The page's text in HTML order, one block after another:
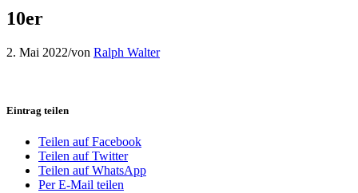
10er
2. Mai 2022/von Ralph Walter
Eintrag teilen
Teilen auf Facebook
Teilen auf Twitter
Teilen auf WhatsApp
Per E-Mail teilen